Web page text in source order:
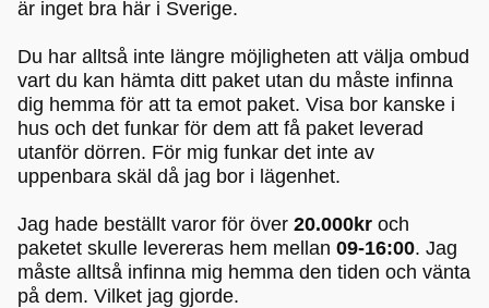
är inget bra här i Sverige.
Du har alltså inte längre möjligheten att välja ombud
vart du kan hämta ditt paket utan du måste infinna
dig hemma för att ta emot paket. Visa bor kanske i
hus och det funkar för dem att få paket leverad
utanför dörren. För mig funkar det inte av
uppenbara skäl då jag bor i lägenhet.
Jag hade beställt varor för över 20.000kr och
paketet skulle levereras hem mellan 09-16:00. Jag
måste alltså infinna mig hemma den tiden och vänta
på dem. Vilket jag gjorde.